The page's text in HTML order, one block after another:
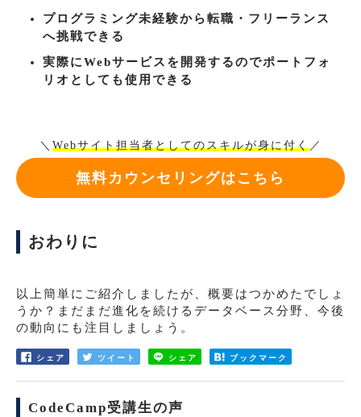
プログラミング未経験から転職・フリーランス
へ挑戦できる
実際にWebサービスを開発するのでポートフォ
リオとしても使用できる
＼ Webサイト担当者としてのスキルが身に付く ／
無料カウンセリングはこちら
おわりに
以上簡単にご紹介しましたが、概要はつかめたでしょ
うか？まだまだ進化を続けるデータベース分野、今後
の動向にも注目しましょう。
シェア ツイート シェア ブックマーク
CodeCamp受講生の声